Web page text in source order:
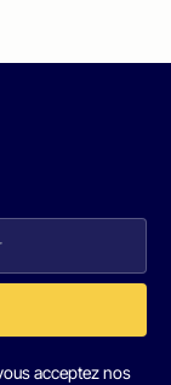
acceptez nos